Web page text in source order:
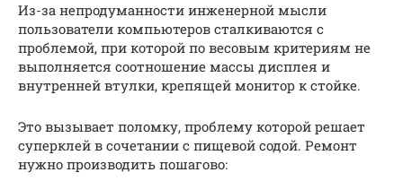
Из-за непродуманности инженерной мысли
пользователи компьютеров сталкиваются с
проблемой, при которой по весовым критериям не
выполняется соотношение массы дисплея и
внутренней втулки, крепящей монитор к стойке.
Это вызывает поломку, проблему которой решает
суперклей в сочетании с пищевой содой. Ремонт
нужно производить пошагово: